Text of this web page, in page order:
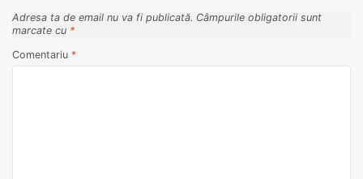
Adresa ta de email nu va fi publicată. Câmpurile obligatorii sunt
marcate cu *
Comentariu *